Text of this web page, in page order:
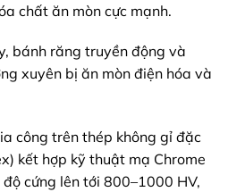
chất ăn mòn cực mạnh.
bánh răng truyền động và
xuyên bị ăn mòn điện hóa và
công trên thép không gỉ đặc
kết hợp kỹ thuật mạ Chrome
cứng lên tới 800–1000 HV,